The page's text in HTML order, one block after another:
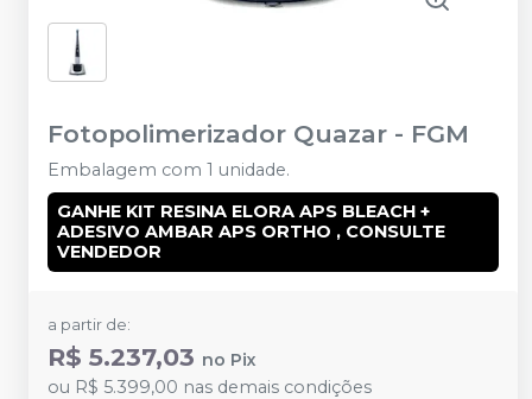
Fotopolimerizador Quazar - FGM
Embalagem com 1 unidade.
GANHE KIT RESINA ELORA APS BLEACH +
ADESIVO AMBAR APS ORTHO , CONSULTE
VENDEDOR
a partir de:
R$ 5.237,03 no Pix
ou R$ 5.399,00 nas demais condições